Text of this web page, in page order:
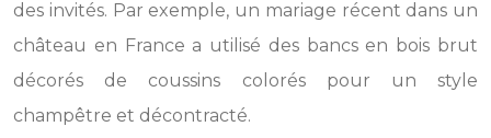
des invités. Par exemple, un mariage récent dans un
château en France a utilisé des bancs en bois brut
décorés de coussins colorés pour un style
champêtre et décontracté.